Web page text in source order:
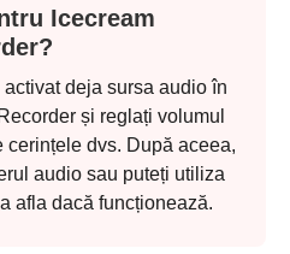
Icecream
deja sursa audio în
și reglați volumul
cerințele dvs. După aceea,
audio sau puteți utiliza
afla dacă funcționează.